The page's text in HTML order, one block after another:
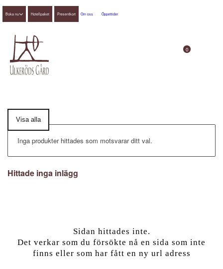
0
Boka nu Hotellpaket Presentkort Om oss Öppettider
Visa alla
Inga produkter hittades som motsvarar ditt val.
Hittade inga inlägg
Sidan hittades inte.
Det verkar som du försökte nå en sida som inte
finns eller som har fått en ny url adress